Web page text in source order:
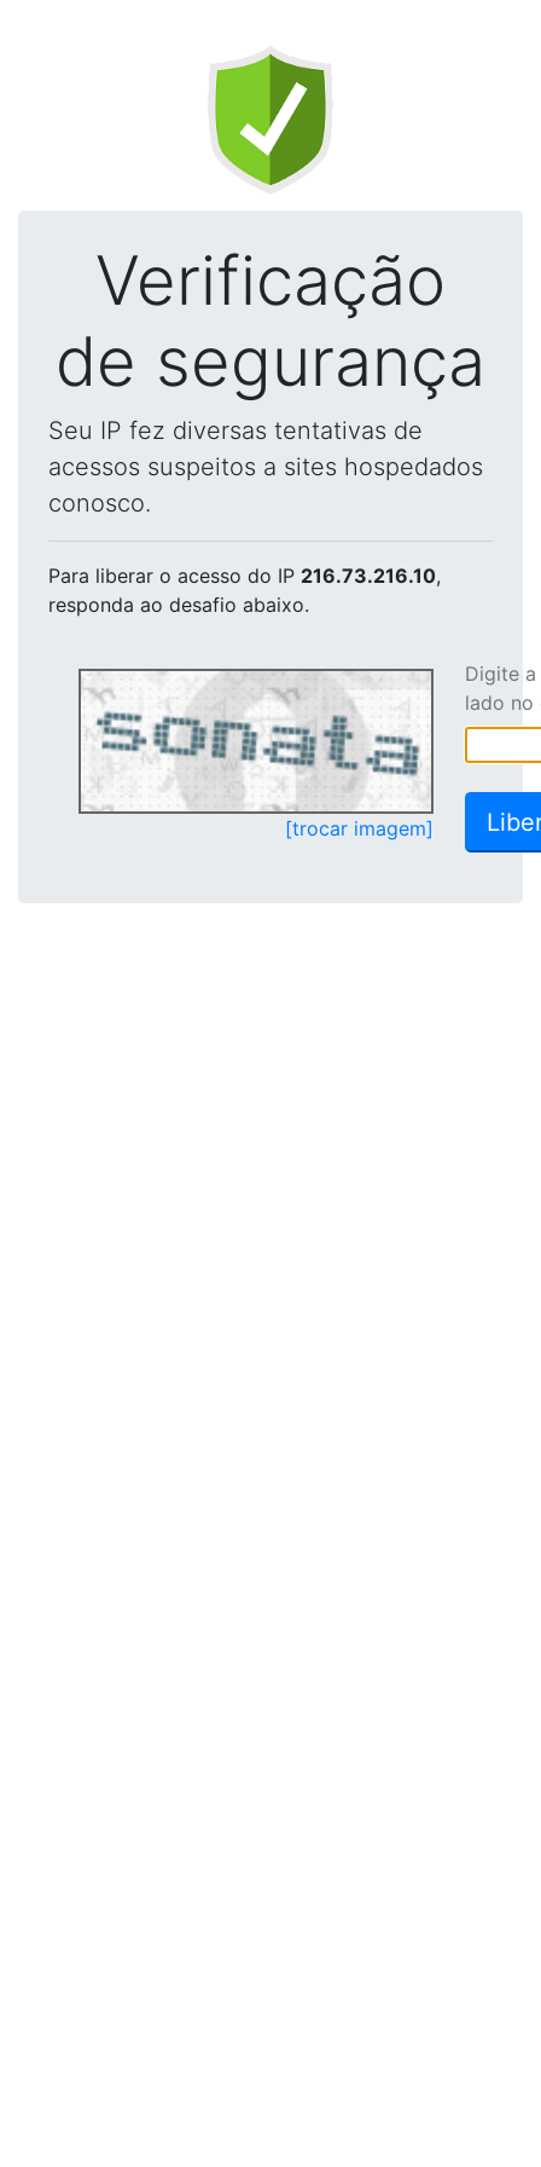
Verificação
de segurança
Seu IP fez diversas tentativas de
acessos suspeitos a sites hospedados
conosco.
Para liberar o acesso do IP 216.73.216.10,
responda ao desafio abaixo.
[trocar imagem]
Digite
lado no